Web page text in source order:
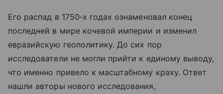
Его распад в 1750‑х годах ознаменовал конец
последней в мире кочевой империи и изменил
евразийскую геополитику. До сих пор
исследователи не могли прийти к единому выводу,
что именно привело к масштабному краху. Ответ
нашли авторы нового исследования,